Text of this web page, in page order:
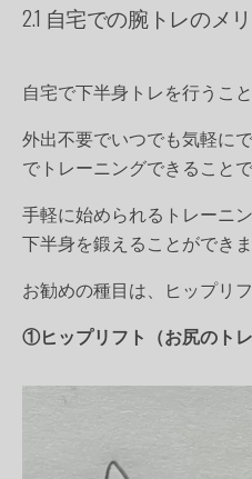
2.1 自宅での腕トレのメ
自宅で下半身トレを行うこ
外出不要でいつでも気軽に
でトレーニングできることで
手軽に始められるトレーニ
下半身を鍛えることができま
お勧めの種目は、ヒップリ
①ヒップリフト（お尻のトレ